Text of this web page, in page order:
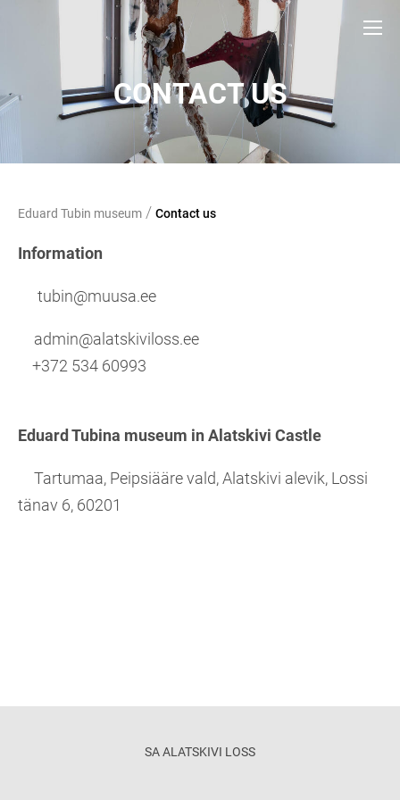
CONTACT US
Eduard Tubin museum / Contact us
Information
tubin@muusa.ee
admin@alatskiviloss.ee
+372 534 60993
Eduard Tubina museum in Alatskivi Castle
Tartumaa, Peipsiääre vald, Alatskivi alevik, Lossi
tänav 6, 60201
SA ALATSKIVI LOSS